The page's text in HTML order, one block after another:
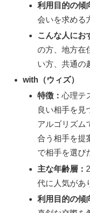
利用目的の傾
会いを求める
こんな人にお
の方、地方在
い方、共通の
with（ウィズ）
特徴：心理テ
良い相手を見
アルゴリズム
合う相手を提
で相手を選び
主な年齢層：
代に人気があ
利用目的の傾